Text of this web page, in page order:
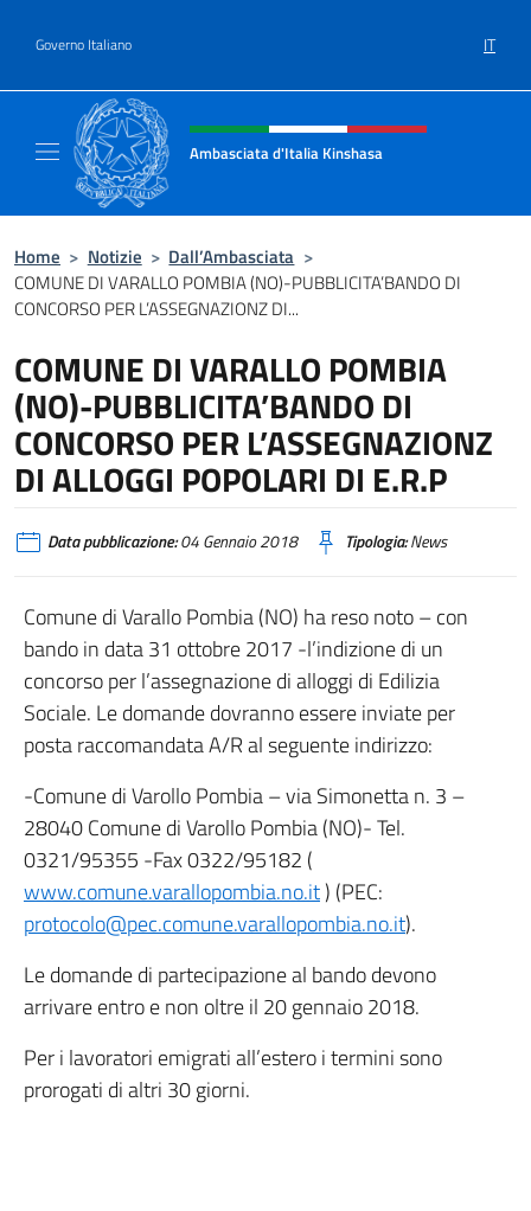
Governo Italiano IT
Intestazione sito, social e menù
Ambasciata d'Italia Kinshasa
Home > Notizie > Dall’Ambasciata >
COMUNE DI VARALLO POMBIA (NO)-PUBBLICITA’BANDO DI
CONCORSO PER L’ASSEGNAZIONZ DI...
COMUNE DI VARALLO POMBIA
(NO)-PUBBLICITA’BANDO DI
CONCORSO PER L’ASSEGNAZIONZ
DI ALLOGGI POPOLARI DI E.R.P
Data pubblicazione:04 Gennaio 2018 Tipologia:News
Comune di Varallo Pombia (NO) ha reso noto – con
bando in data 31 ottobre 2017 -l’indizione di un
concorso per l’assegnazione di alloggi di Edilizia
Sociale. Le domande dovranno essere inviate per
posta raccomandata A/R al seguente indirizzo:
-Comune di Varollo Pombia – via Simonetta n. 3 –
28040 Comune di Varollo Pombia (NO)- Tel.
0321/95355 -Fax 0322/95182 (
www.comune.varallopombia.no.it) (PEC:
protocolo@pec.comune.varallopombia.no.it).
Le domande di partecipazione al bando devono
arrivare entro e non oltre il 20 gennaio 2018.
Per i lavoratori emigrati all’estero i termini sono
prorogati di altri 30 giorni.